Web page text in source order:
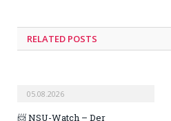
RELATED POSTS
05.08.2026
📨 NSU-Watch – Der